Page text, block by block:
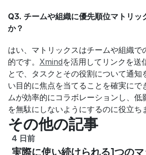
Q3. チームや組織に優先順位マトリッ
か？
はい、マトリックスはチームや組織で
的です。 Xmindを活用してリンクを送
とで、タスクとその役割について通知
い目的に焦点を当てることを確実にで
ムが効率的にコラボレーションし、低
を無駄にしないようにするのに役立ち
その他の記事
4 日前
実際に使い続けられる1つの